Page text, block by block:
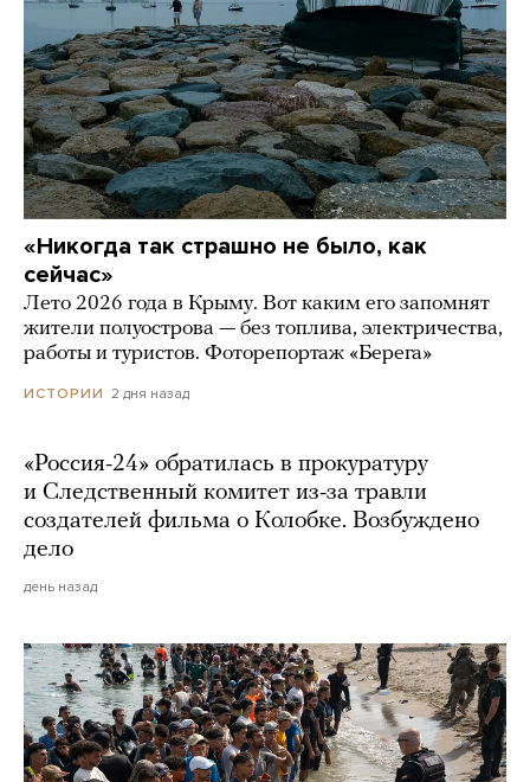
«Никогда так страшно не было, как
сейчас»
Лето 2026 года в Крыму. Вот каким его запомнят
жители полуострова — без топлива, электричества,
работы и туристов. Фоторепортаж «Берега»
ИСТОРИИ 2 дня назад
«Россия-24» обратилась в прокуратуру
и Следственный комитет из-за травли
создателей фильма о Колобке. Возбуждено
дело
день назад